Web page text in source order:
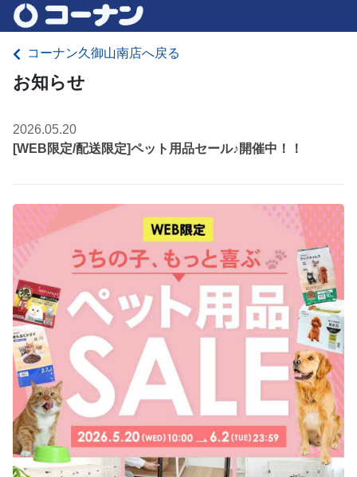
コーナン久御山南店へ戻る
お知らせ
2026.05.20
[WEB限定/配送限定]ペット用品セール♪開催中！！